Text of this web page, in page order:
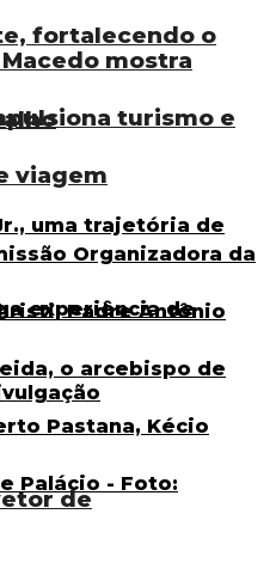
mostra
turismo e
viagem
fortalecendo o
de